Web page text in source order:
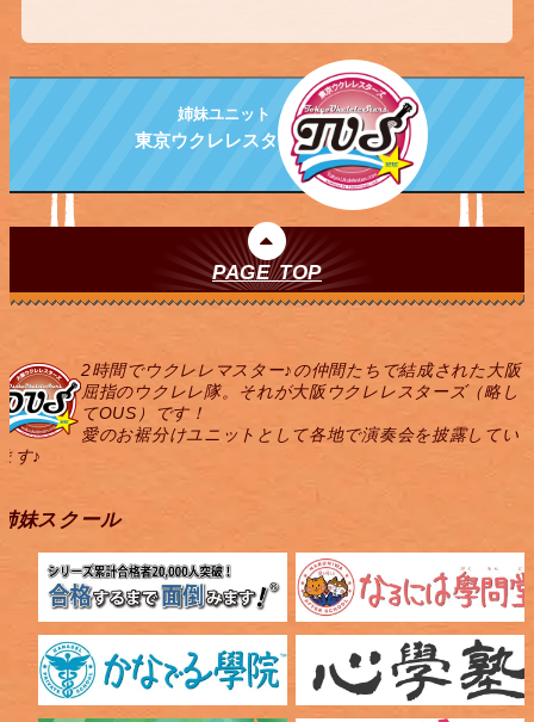
姉妹ユニット
東京ウクレレスターズ
PAGE TOP
2時間でウクレレマスター♪の仲間たちで結成された大阪
屈指のウクレレ隊。それが大阪ウクレレスターズ（略し
てOUS）です！
愛のお裾分けユニットとして各地で演奏会を披露してい
す♪
妹スクール